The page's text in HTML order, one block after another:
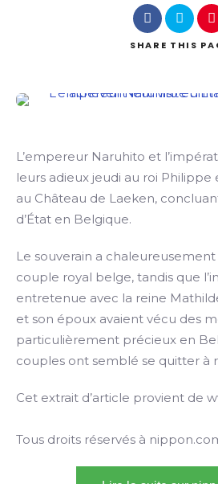
SHARE THIS
L’empereur Naruhito et
leurs adieux jeudi au roi
au Château de Laeken,
d’État en Belgique.
Le souverain a
couple royal belge, tandis que
entretenue avec la reine
et son époux avaient vécu des
particulièrement précieux en
couples ont semblé se quitter à
Cet extrait d’article provient de
Tous droits réservés à